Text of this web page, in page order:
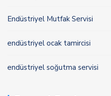
Endüstriyel Mutfak Servisi
endüstriyel ocak tamircisi
endüstriyel soğutma servisi